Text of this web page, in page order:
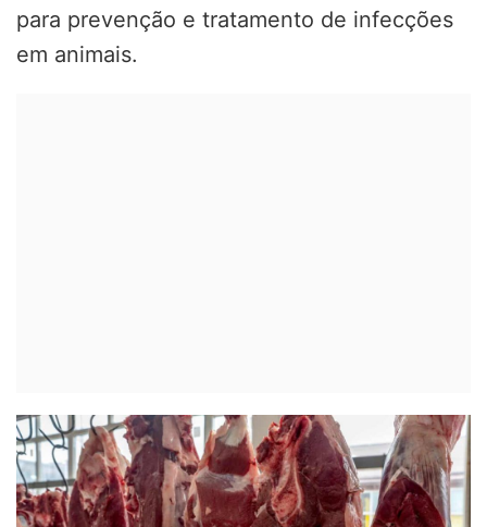
para prevenção e tratamento de infecções
em animais.